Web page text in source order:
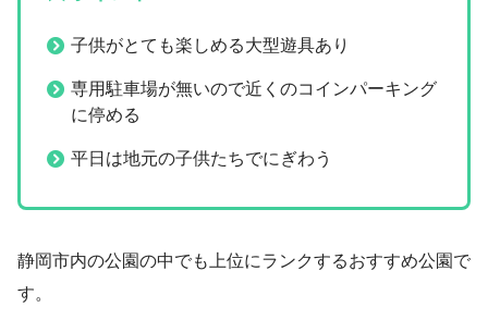
子供がとても楽しめる大型遊具あり
専用駐車場が無いので近くのコインパーキング
に停める
平日は地元の子供たちでにぎわう
静岡市内の公園の中でも上位にランクするおすすめ公園で
す。